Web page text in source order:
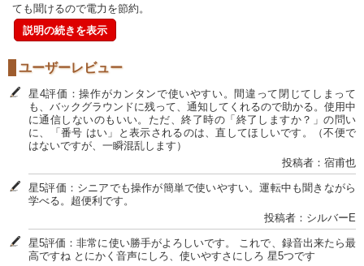
ても聞けるので電力を節約。
説明の続きを表示
ユーザーレビュー
星4評価：操作がカンタンで使いやすい。間違って閉じてしまって
も、バックグラウンドに残って、通知してくれるので助かる。使用中
に通信しないのもいい。ただ、終了時の「終了しますか？」の問い
に、「番号 はい」と表示されるのは、直してほしいです。（不便で
はないですが、一瞬混乱します）
投稿者：宿甫也
星5評価：シニアでも操作が簡単で使いやすい。運転中も聞きながら
学べる。超便利です。
投稿者：シルバーE
星5評価：非常に使い勝手がよろしいです。 これで、録音出来たら最
高ですね とにかく音声にしろ、使いやすさにしろ 星5つです